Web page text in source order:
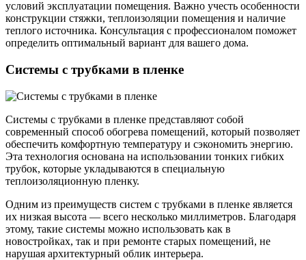
условий эксплуатации помещения. Важно учесть особенности
конструкции стяжки, теплоизоляции помещения и наличие
теплого источника. Консультация с профессионалом поможет
определить оптимальный вариант для вашего дома.
Системы с трубками в пленке
Системы с трубками в пленке представляют собой
современный способ обогрева помещений, который позволяет
обеспечить комфортную температуру и сэкономить энергию.
Эта технология основана на использовании тонких гибких
трубок, которые укладываются в специальную
теплоизоляционную пленку.
Одним из преимуществ систем с трубками в пленке является
их низкая высота — всего несколько миллиметров. Благодаря
этому, такие системы можно использовать как в
новостройках, так и при ремонте старых помещений, не
нарушая архитектурный облик интерьера.